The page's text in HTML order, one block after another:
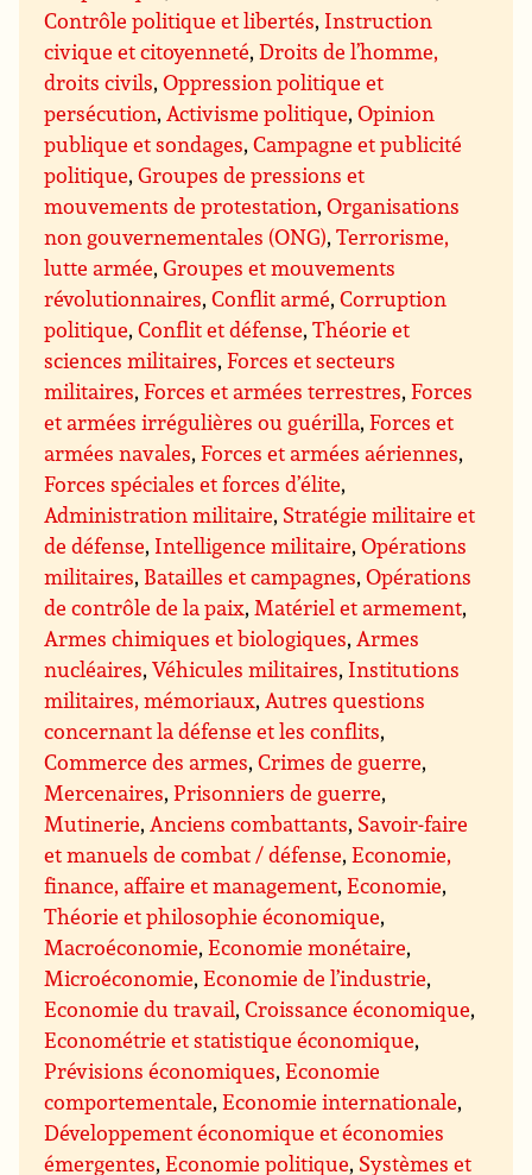
Contrôle politique et libertés, Instruction
civique et citoyenneté,Droits de l’homme,
droits civils,Oppression politique et
persécution,Activisme politique,Opinion
publique et sondages,Campagne et publicité
politique,Groupes de pressions et
mouvements de protestation,Organisations
non gouvernementales (ONG),Terrorisme,
lutte armée,Groupes et mouvements
révolutionnaires,Conflit armé,Corruption
politique,Conflit et défense,Théorie et
sciences militaires,Forces et secteurs
militaires,Forces et armées terrestres,Forces
et armées irrégulières ou guérilla,Forces et
armées navales,Forces et armées aériennes,
Forces spéciales et forces d’élite,
Administration militaire, Stratégie militaire et
de défense, Intelligence militaire,Opérations
militaires, Batailles et campagnes,Opérations
de contrôle de la paix,Matériel et armement,
Armes chimiques et biologiques,Armes
nucléaires,Véhicules militaires, Institutions
militaires, mémoriaux,Autres questions
concernant la défense et les conflits,
Commerce des armes,Crimes de guerre,
Mercenaires,Prisonniers de guerre,
Mutinerie,Anciens combattants, Savoir-faire
et manuels de combat / défense,Economie,
finance, affaire et management,Economie,
Théorie et philosophie économique,
Macroéconomie,Economie monétaire,
Microéconomie,Economie de l’industrie,
Economie du travail,Croissance économique,
Econométrie et statistique économique,
Prévisions économiques,Economie
comportementale,Economie internationale,
Développement économique et économies
émergentes,Economie politique, Systèmes et